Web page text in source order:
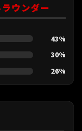
ウンダー
43%
30%
26%